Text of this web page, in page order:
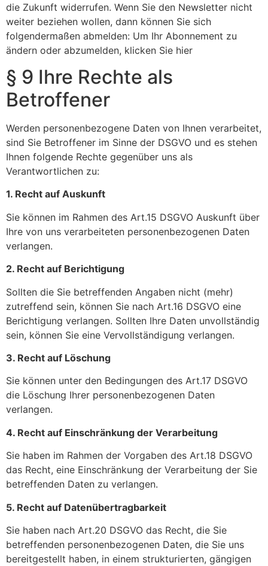
die Zukunft widerrufen. Wenn Sie den Newsletter nicht
weiter beziehen wollen, dann können Sie sich
folgendermaßen abmelden: Um Ihr Abonnement zu
ändern oder abzumelden, klicken Sie hier
§ 9 Ihre Rechte als
Betroffener
Werden personenbezogene Daten von Ihnen verarbeitet,
sind Sie Betroffener im Sinne der DSGVO und es stehen
Ihnen folgende Rechte gegenüber uns als
Verantwortlichen zu:
1. Recht auf Auskunft
Sie können im Rahmen des Art.15 DSGVO Auskunft über
Ihre von uns verarbeiteten personenbezogenen Daten
verlangen.
2. Recht auf Berichtigung
Sollten die Sie betreffenden Angaben nicht (mehr)
zutreffend sein, können Sie nach Art.16 DSGVO eine
Berichtigung verlangen. Sollten Ihre Daten unvollständig
sein, können Sie eine Vervollständigung verlangen.
3. Recht auf Löschung
Sie können unter den Bedingungen des Art.17 DSGVO
die Löschung Ihrer personenbezogenen Daten
verlangen.
4. Recht auf Einschränkung der Verarbeitung
Sie haben im Rahmen der Vorgaben des Art.18 DSGVO
das Recht, eine Einschränkung der Verarbeitung der Sie
betreffenden Daten zu verlangen.
5. Recht auf Datenübertragbarkeit
Sie haben nach Art.20 DSGVO das Recht, die Sie
betreffenden personenbezogenen Daten, die Sie uns
bereitgestellt haben, in einem strukturierten, gängigen